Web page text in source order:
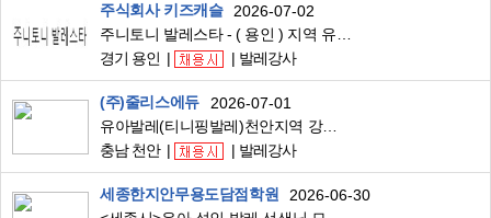
주식회사 키즈캐슬
2026-07-02
경기 용인
발레강사
(주)줄리스에듀
2026-07-01
유아발레(티니핑발레)천안지역 강사모집
충남 천안
발레강사
세종한지안무용도담점학원
2026-06-30